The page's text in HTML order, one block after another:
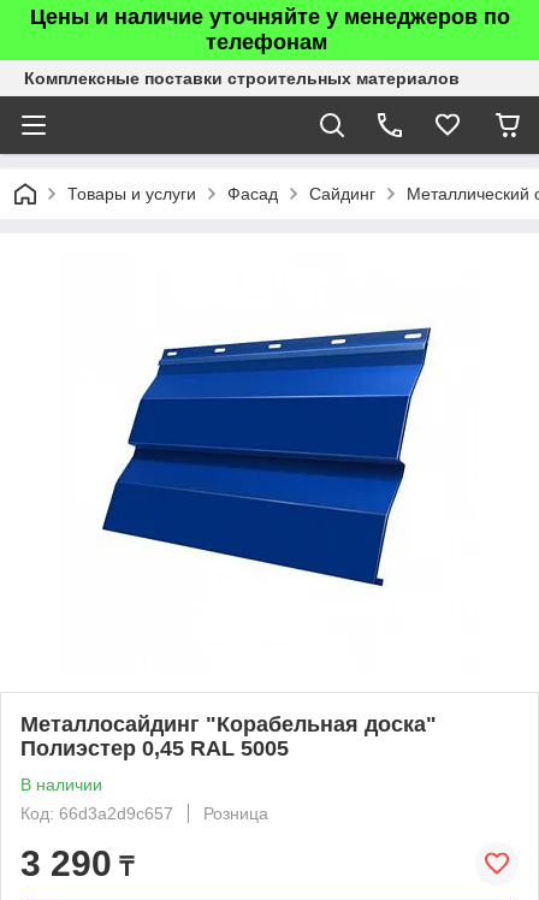
Цены и наличие уточняйте у менеджеров по
телефонам
Комплексные поставки строительных материалов
Товары и услуги Фасад Сайдинг Металлический
Металлосайдинг "Корабельная доска"
Полиэстер 0,45 RAL 5005
В наличии
Код: 66d3a2d9c657
Розница
3 290 ₸